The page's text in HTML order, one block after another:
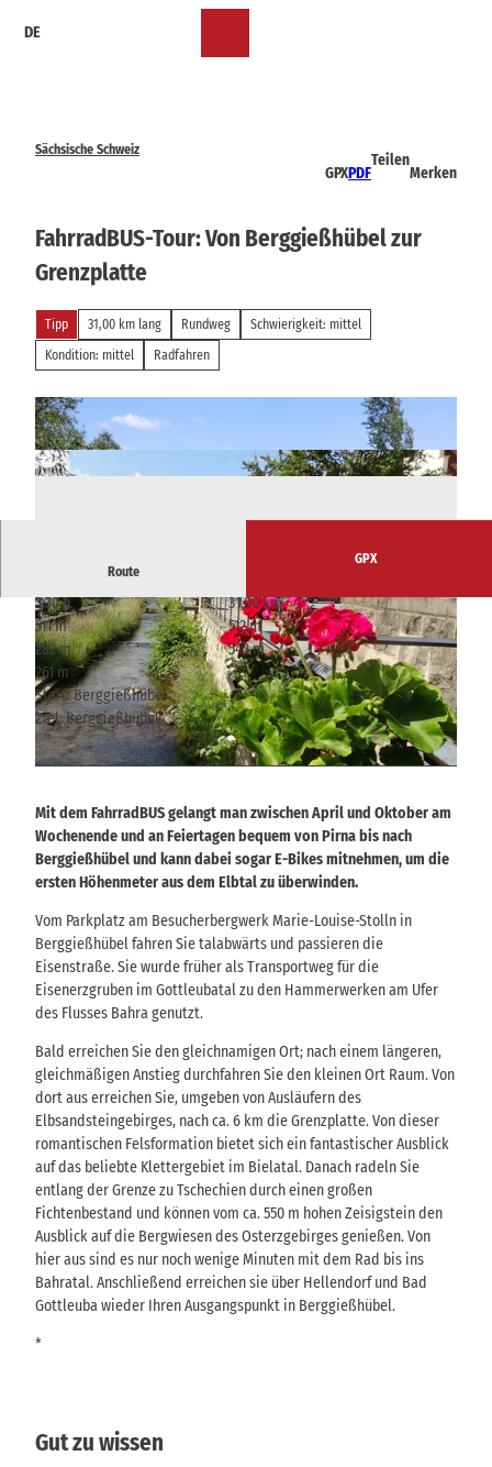
DE
Sächsische Schweiz
GPXPDF
Teilen
Merken
FahrradBUS-Tour: Von Berggießhübel zur
Grenzplatte
Tipp 31,00 km lang Rundweg
Schwierigkeit: mittel
Kondition: mittel
Radfahren
© Tourismusverband Sächsische Schweiz
Route
GPX
3:30 h
31,00 km
511 m
512 m
282 m
543 m
261 m
Start: Berggießhübel
Ziel: Berggießhübel
Mit dem FahrradBUS gelangt man zwischen April und Oktober am
Wochenende und an Feiertagen bequem von Pirna bis nach
Berggießhübel und kann dabei sogar E-Bikes mitnehmen, um die
ersten Höhenmeter aus dem Elbtal zu überwinden.
Vom Parkplatz am Besucherbergwerk Marie-Louise-Stolln in
Berggießhübel fahren Sie talabwärts und passieren die
Eisenstraße. Sie wurde früher als Transportweg für die
Eisenerzgruben im Gottleubatal zu den Hammerwerken am Ufer
des Flusses Bahra genutzt.
Bald erreichen Sie den gleichnamigen Ort; nach einem längeren,
gleichmäßigen Anstieg durchfahren Sie den kleinen Ort Raum. Von
dort aus erreichen Sie, umgeben von Ausläufern des
Elbsandsteingebirges, nach ca. 6 km die Grenzplatte. Von dieser
romantischen Felsformation bietet sich ein fantastischer Ausblick
auf das beliebte Klettergebiet im Bielatal. Danach radeln Sie
entlang der Grenze zu Tschechien durch einen großen
Fichtenbestand und können vom ca. 550 m hohen Zeisigstein den
Ausblick auf die Bergwiesen des Osterzgebirges genießen. Von
hier aus sind es nur noch wenige Minuten mit dem Rad bis ins
Bahratal. Anschließend erreichen sie über Hellendorf und Bad
Gottleuba wieder Ihren Ausgangspunkt in Berggießhübel.
*
Gut zu wissen